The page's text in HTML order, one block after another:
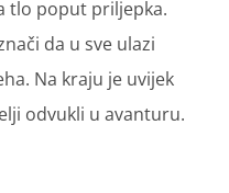
tlo poput priljepka.
da u sve ulazi
Na kraju je uvijek
odvukli u avanturu.